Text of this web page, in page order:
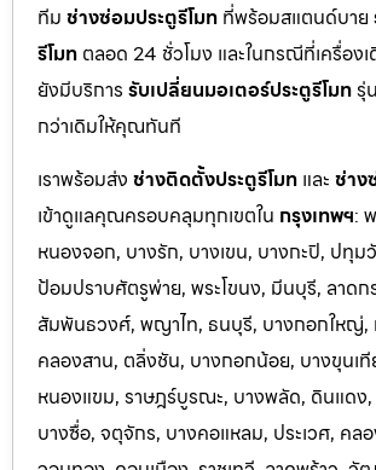
ทีม ช่างซ่อมประตูรีโมท ที่พร้อมสแตนด์บาย
รีโมท ตลอด 24 ชั่วโมง และในกรณีที่เครื่องเ
ยังมีบริการ รับเปลี่ยนมอเตอร์ประตูรีโมทรุ่
กว่าเดิมให้คุณทันที
เราพร้อมส่ง ช่างติดตั้งประตูรีโมท และ ช่าง
เข้าดูแลคุณครอบคลุมทุกเขตใน กรุงเทพฯ:
หนองจอก, บางรัก, บางเขน, บางกะปิ, ปทุม
ป้อมปราบศัตรูพ่าย, พระโขนง, มีนบุรี, ลาดก
สัมพันธวงศ์, พญาไท, ธนบุรี, บางกอกใหญ่,
คลองสาน, ตลิ่งชัน, บางกอกน้อย, บางขุนเ
หนองแขม, ราษฎร์บูรณะ, บางพลัด, ดินแดง
บางซื่อ, จตุจักร, บางคอแหลม, ประเวศ, คล